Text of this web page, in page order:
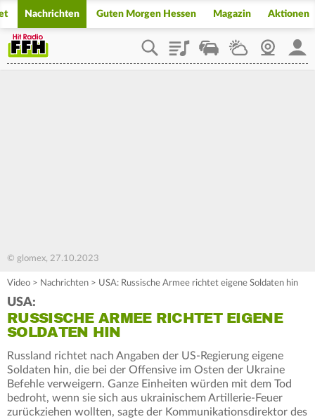
Nachrichten Guten Morgen Hessen Magazin Aktionen
PlaylistStaupilotWetterWebcam
© glomex, 27.10.2023
Video > Nachrichten > USA: Russische Armee richtet eigene Soldaten hin
USA:
RUSSISCHE ARMEE RICHTET EIGENE
SOLDATEN HIN
Russland richtet nach Angaben der US-Regierung eigene
Soldaten hin, die bei der Offensive im Osten der Ukraine
Befehle verweigern. Ganze Einheiten würden mit dem Tod
bedroht, wenn sie sich aus ukrainischem Artillerie-Feuer
zurückziehen wollten, sagte der Kommunikationsdirektor des